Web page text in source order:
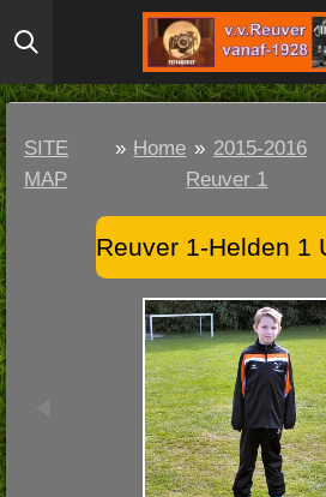
Ga
direct
naar
hoofdinhoud
SITE
MAP
» Home » 2015-2016
Reuver 1
Reuver 1-Helden 1